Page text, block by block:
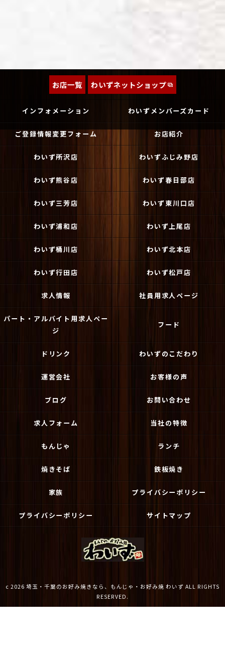
お店一覧 わいずネットショップ
インフォメーション わいずメンバーズカード
ご登録情報変更フォーム お店紹介
わいず所沢店 わいずふじみ野店
わいず熊谷店 わいず春日部店
わいず三芳店 わいず東川口店
わいず浦和店 わいず上尾店
わいず桶川店 わいず北本店
わいず行田店 わいず松戸店
求人情報 社員用求人ページ
パート・アルバイト用求人ペー
ジ
フード
ドリンク わいずのこだわり
運営会社 お客様の声
ブログ お問い合わせ
求人フォーム 当社の特徴
もんじゃ ランチ
焼きそば 鉄板焼き
家族 プライバシーポリシー
プライバシーポリシー サイトマップ
c 2026 埼玉・千葉のお好み焼きなら、もんじゃ・お好み焼 わいず ALL RIGHTS
RESERVED.